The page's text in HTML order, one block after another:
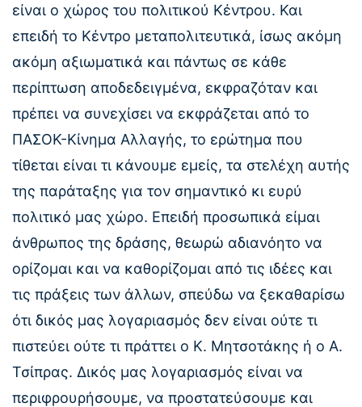
είναι ο χώρος του πολιτικού Κέντρου. Και
επειδή το Κέντρο μεταπολιτευτικά, ίσως ακόμη
ακόμη αξιωματικά και πάντως σε κάθε
περίπτωση αποδεδειγμένα, εκφραζόταν και
πρέπει να συνεχίσει να εκφράζεται από το
ΠΑΣΟΚ-Κίνημα Αλλαγής, το ερώτημα που
τίθεται είναι τι κάνουμε εμείς, τα στελέχη αυτής
της παράταξης για τον σημαντικό κι ευρύ
πολιτικό μας χώρο. Επειδή προσωπικά είμαι
άνθρωπος της δράσης, θεωρώ αδιανόητο να
ορίζομαι και να καθορίζομαι από τις ιδέες και
τις πράξεις των άλλων, σπεύδω να ξεκαθαρίσω
ότι δικός μας λογαριασμός δεν είναι ούτε τι
πιστεύει ούτε τι πράττει ο Κ. Μητσοτάκης ή ο Α.
Τσίπρας. Δικός μας λογαριασμός είναι να
περιφρουρήσουμε, να προστατεύσουμε και